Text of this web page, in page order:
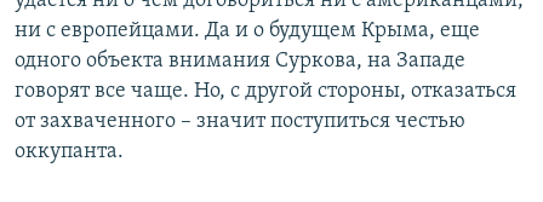
ни с европейцами. Да и о будущем Крыма, еще
одного объекта внимания Суркова, на Западе
говорят все чаще. Но, с другой стороны, отказаться
от захваченного – значит поступиться честью
оккупанта.